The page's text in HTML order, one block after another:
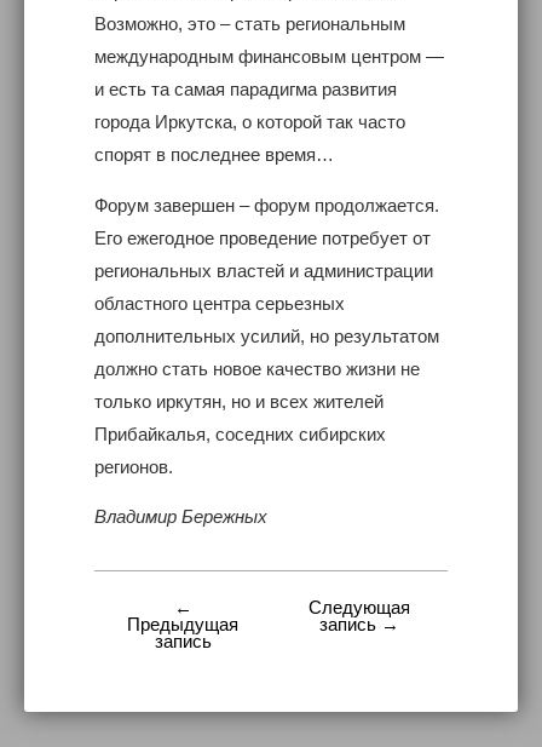
Возможно, это – стать региональным
международным финансовым центром —
и есть та самая парадигма развития
города Иркутска, о которой так часто
спорят в последнее время…
Форум завершен – форум продолжается.
Его ежегодное проведение потребует от
региональных властей и администрации
областного центра серьезных
дополнительных усилий, но результатом
должно стать новое качество жизни не
только иркутян, но и всех жителей
Прибайкалья, соседних сибирских
регионов.
Владимир Бережных
Навигация←
Предыдущая
запись
Следующая
запись →